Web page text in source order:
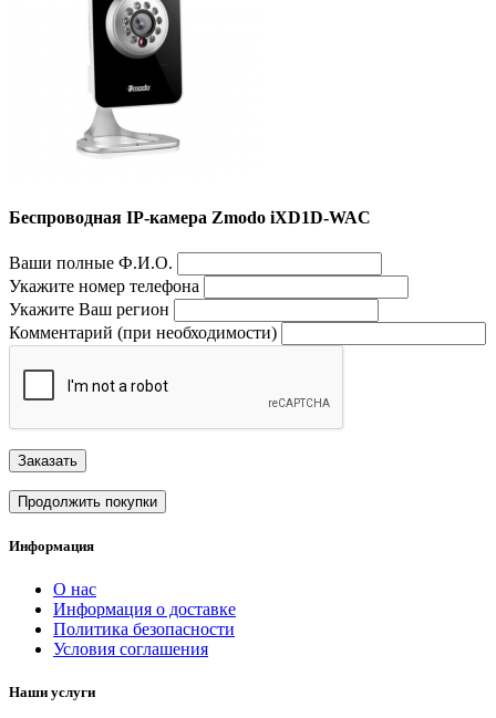
Беспроводная IP-камера Zmodo iXD1D-WAC
Ваши полные Ф.И.О.
Укажите номер телефона
Укажите Ваш регион
Комментарий (при необходимости)
Заказать
Продолжить покупки
Информация
О нас
Информация о доставке
Политика безопасности
Условия соглашения
Наши услуги